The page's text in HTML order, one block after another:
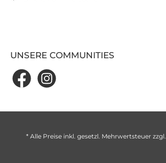
UNSERE COMMUNITIES
* Alle Preise inkl. gesetzl. Mehrwertsteuer zzgl.